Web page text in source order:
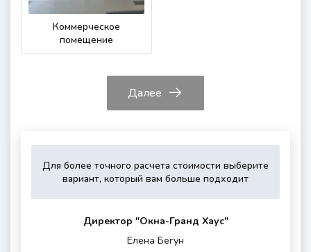
Коммерческое
помещение
Далее
Для более точного расчета стоимости выберите
вариант, который вам больше подходитУкажите,
Выберите,
Это
Укажите
Директор "Oкна-Гранд Хаус"
Елена Бегун